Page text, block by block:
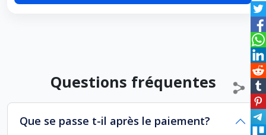
Questions fréquentes
Que se passe t-il après le paiement?